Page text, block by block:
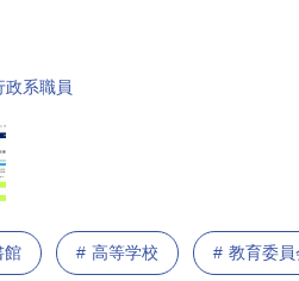
系職員
館 高等学校 教育委員